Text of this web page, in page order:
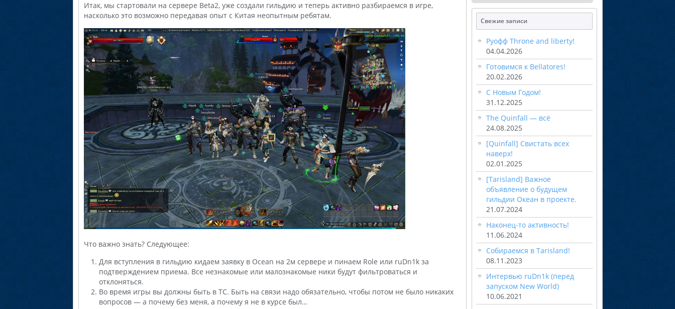
Итак, мы стартовали на сервере Beta2, уже создали гильдию и теперь активно разбираемся в игре,
насколько это возможно передавая опыт с Китая неопытным ребятам.
Что важно знать? Следующее:
Для вступления в гильдию кидаем заявку в Ocean на 2м сервере и пинаем Role или ruDn1k за
подтверждением приема. Все незнакомые или малознакомые ники будут фильтроваться и
отклоняться.
Во время игры вы должны быть в ТС. Быть на связи надо обязательно, чтобы потом не было никаких
вопросов — а почему без меня, а почему я не в курсе был…
Свежие записи
Руофф Throne and liberty!
04.04.2026
Готовимся к Bellatores!
20.02.2026
С Новым Годом!
31.12.2025
The Quinfall — всё
24.08.2025
[Quinfall] Свистать всех
наверх!
02.01.2025
[Tarisland] Важное
объявление о будущем
гильдии Океан в проекте.
21.07.2024
Наконец-то активность!
11.06.2024
Собираемся в Tarisland!
08.11.2023
Интервью ruDn1k (перед
запуском New World)
10.06.2021